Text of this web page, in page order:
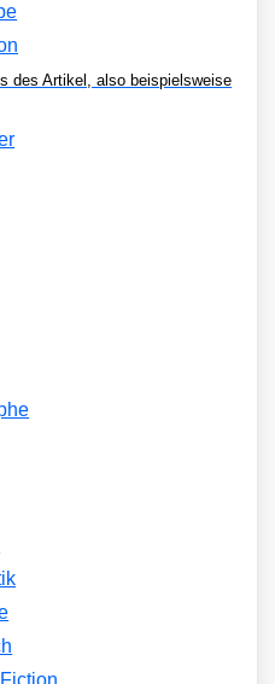
des Artikel, also beispielsweise